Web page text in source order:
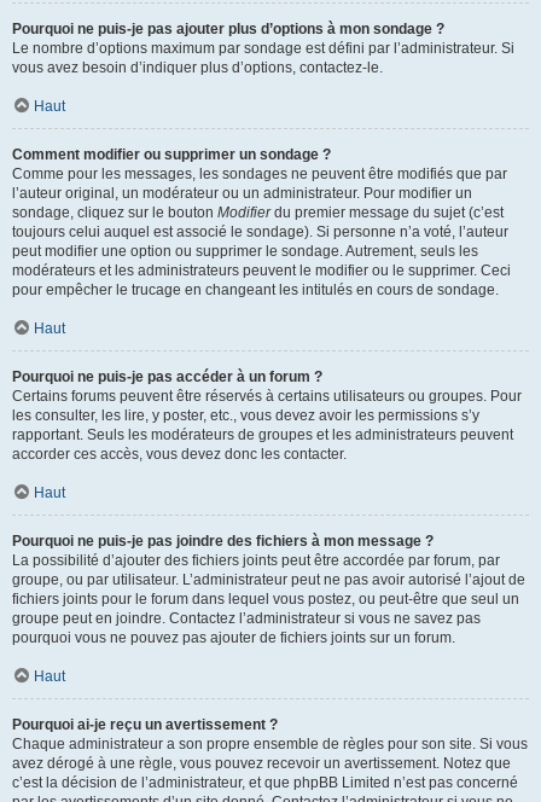
Pourquoi ne puis-je pas ajouter plus d’options à mon sondage ?
Le nombre d’options maximum par sondage est défini par l’administrateur. Si
vous avez besoin d’indiquer plus d’options, contactez-le.
Haut
Comment modifier ou supprimer un sondage ?
Comme pour les messages, les sondages ne peuvent être modifiés que par
l’auteur original, un modérateur ou un administrateur. Pour modifier un
sondage, cliquez sur le bouton Modifierdu premier message du sujet (c’est
toujours celui auquel est associé le sondage). Si personne n’a voté, l’auteur
peut modifier une option ou supprimer le sondage. Autrement, seuls les
modérateurs et les administrateurs peuvent le modifier ou le supprimer. Ceci
pour empêcher le trucage en changeant les intitulés en cours de sondage.
Haut
Pourquoi ne puis-je pas accéder à un forum ?
Certains forums peuvent être réservés à certains utilisateurs ou groupes. Pour
les consulter, les lire, y poster, etc., vous devez avoir les permissions s’y
rapportant. Seuls les modérateurs de groupes et les administrateurs peuvent
accorder ces accès, vous devez donc les contacter.
Haut
Pourquoi ne puis-je pas joindre des fichiers à mon message ?
La possibilité d’ajouter des fichiers joints peut être accordée par forum, par
groupe, ou par utilisateur. L’administrateur peut ne pas avoir autorisé l’ajout de
fichiers joints pour le forum dans lequel vous postez, ou peut-être que seul un
groupe peut en joindre. Contactez l’administrateur si vous ne savez pas
pourquoi vous ne pouvez pas ajouter de fichiers joints sur un forum.
Haut
Pourquoi ai-je reçu un avertissement ?
Chaque administrateur a son propre ensemble de règles pour son site. Si vous
avez dérogé à une règle, vous pouvez recevoir un avertissement. Notez que
c’est la décision de l’administrateur, et que phpBB Limited n’est pas concerné